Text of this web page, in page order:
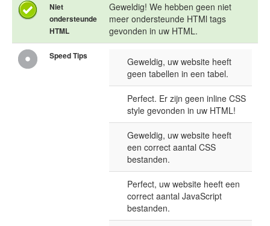
Niet
ondersteunde
HTML
Geweldig! We hebben geen niet
meer ondersteunde HTMl tags
gevonden in uw HTML.
Speed Tips
Geweldig, uw website heeft
geen tabellen in een tabel.
Perfect. Er zijn geen inline CSS
style gevonden in uw HTML!
Geweldig, uw website heeft
een correct aantal CSS
bestanden.
Perfect, uw website heeft een
correct aantal JavaScript
bestanden.